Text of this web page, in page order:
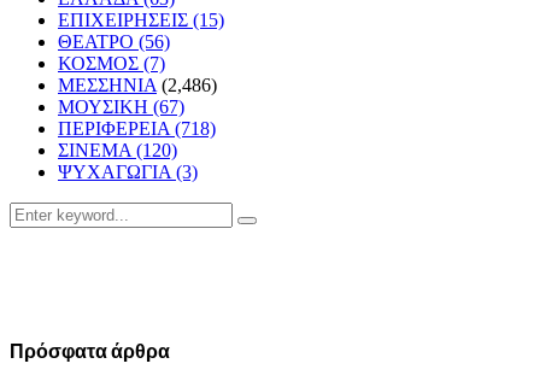
ΕΠΙΧΕΙΡΗΣΕΙΣ (15)
ΘΕΑΤΡΟ (56)
ΚΟΣΜΟΣ (7)
ΜΕΣΣΗΝΙΑ (2,486)
ΜΟΥΣΙΚΗ (67)
ΠΕΡΙΦΕΡΕΙΑ (718)
ΣΙΝΕΜΑ (120)
ΨΥΧΑΓΩΓΙΑ (3)
Search
for:
Search
Πρόσφατα άρθρα